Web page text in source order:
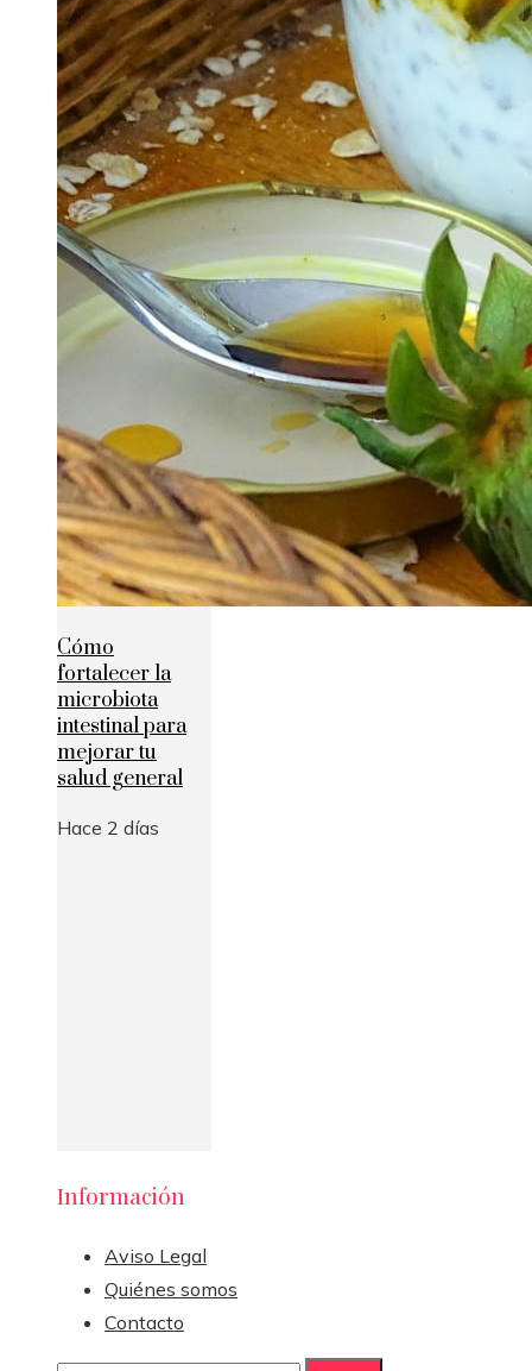
Cómo
fortalecer la
microbiota
intestinal para
mejorar tu
salud general
Hace 2 días
Información
Aviso Legal
Quiénes somos
Contacto